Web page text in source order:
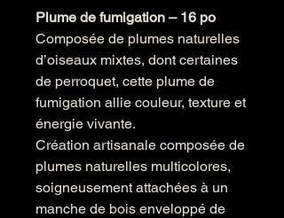
Plume de fumigation – 16 po
Composée de plumes naturelles
d’oiseaux mixtes, dont certaines
de perroquet, cette plume de
fumigation allie couleur, texture et
énergie vivante.
Création artisanale composée de
plumes naturelles multicolores,
soigneusement attachées à un
manche de bois enveloppé de